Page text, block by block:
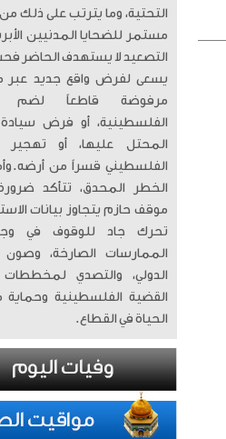
التحتية، وما يترتب على ذلك
مستمر للضحايا المدنيين
التصعيد لا يستهدف الحاضر
يسعى لفرض واقع جديد عبر
مرفوضة قاطعاً لضم
الفلسطينية، أو فرض سيادة
المحتل عليها، أو تهجير
الفلسطيني قسراً من أرضه.
الخطر المحدق، تتأكد
موقف حازم يتجاوز بيانات
تحرك جاد للوقوف في
الممارسات الصارخة، وصون
الدولي، والتصدي
القضية الفلسطينية وحماية
الحياة في القطاع.